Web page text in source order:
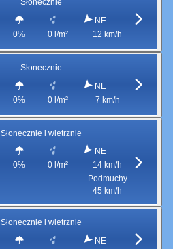
Słonecznie
0% 0 l/m²
NE
12 km/h
Słonecznie
0% 0 l/m²
NE
7 km/h
Słonecznie i wietrznie
0% 0 l/m²
NE
14 km/h
Podmuchy
45 km/h
Słonecznie i wietrznie
NE